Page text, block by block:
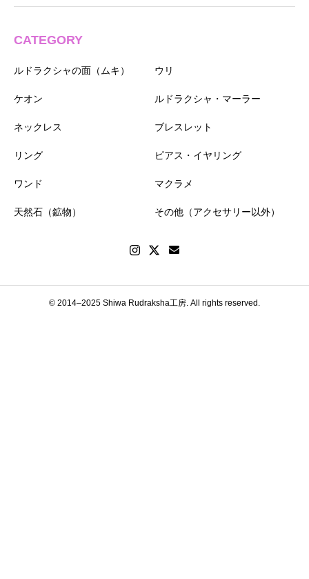
CATEGORY
ルドラクシャの面（ムキ） ウリ
ケオン ルドラクシャ・マーラー
ネックレス ブレスレット
リング ピアス・イヤリング
ワンド マクラメ
天然石（鉱物） その他（アクセサリー以外）
© 2014–2025 Shiwa Rudraksha工房. All rights reserved.